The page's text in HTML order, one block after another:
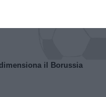
il Borussia